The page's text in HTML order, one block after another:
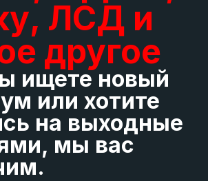
ЛСД и
другое
ищете новый
или хотите
на выходные
мы вас